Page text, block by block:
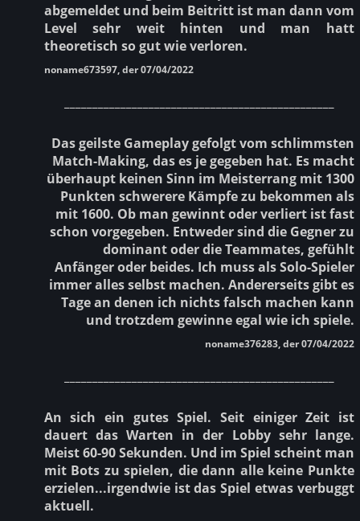
abgemeldet und beim Beitritt ist man dann vom
Level sehr weit hinten und man hatt
theoretisch so gut wie verloren.
noname673597, der 07/04/2022
Das geilste Gameplay gefolgt vom schlimmsten
Match-Making, das es je gegeben hat. Es macht
überhaupt keinen Sinn im Meisterrang mit 1300
Punkten schwerere Kämpfe zu bekommen als
mit 1600. Ob man gewinnt oder verliert ist fast
schon vorgegeben. Entweder sind die Gegner zu
dominant oder die Teammates, gefühlt
Anfänger oder beides. Ich muss als Solo-Spieler
immer alles selbst machen. Andererseits gibt es
Tage an denen ich nichts falsch machen kann
und trotzdem gewinne egal wie ich spiele.
noname376283, der 07/04/2022
An sich ein gutes Spiel. Seit einiger Zeit ist
dauert das Warten in der Lobby sehr lange.
Meist 60-90 Sekunden. Und im Spiel scheint man
mit Bots zu spielen, die dann alle keine Punkte
erzielen...irgendwie ist das Spiel etwas verbuggt
aktuell.